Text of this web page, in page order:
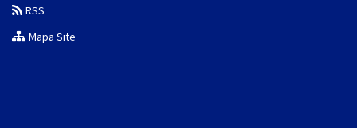
RSS
Mapa Site